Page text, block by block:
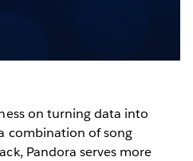
on turning data into
combination of song
Pandora serves more